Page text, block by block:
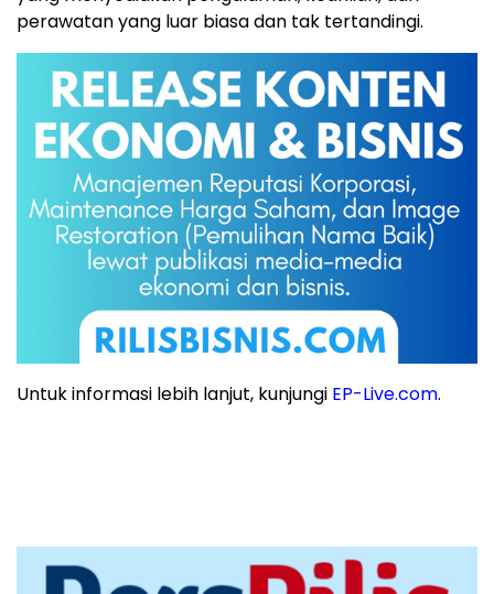
perawatan yang luar biasa dan tak tertandingi.
Untuk informasi lebih lanjut, kunjungi EP-Live.com.